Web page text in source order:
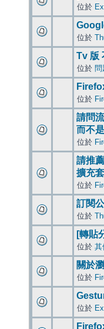
位於
位於
Tv 版
位於
位於
請問
而不
位於
請推
擴充
位於
訂閱
位於
[轉貼
位於 其
關於
位於
位於